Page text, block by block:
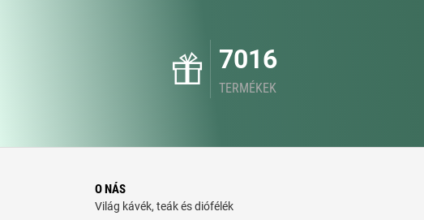
7016
TERMÉKEK
O NÁS
Világ kávék, teák és diófélék